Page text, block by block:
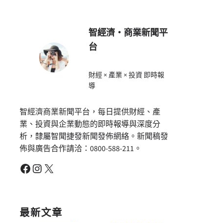
智經濟・商業新聞平
台
財經 × 產業 × 投資 即時報
導
智經濟商業新聞平台，每日提供財經、產
業、投資與企業動態的即時報導與深度分
析，隸屬智聞捷發新聞發佈網絡。新聞稿發
佈與廣告合作請洽：0800-588-211。
Facebook Instagram X
最新文章